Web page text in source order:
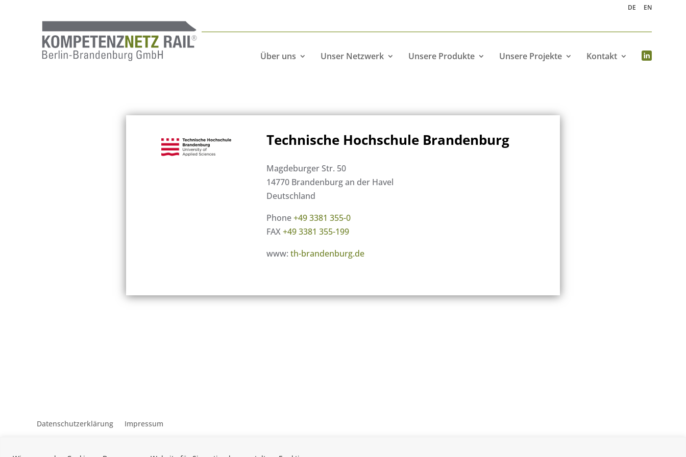
DE EN
Über uns Unser Netzwerk Unsere Produkte Unsere Projekte Kontakt
Technische Hochschule Brandenburg
Magdeburger Str. 50
14770 Brandenburg an der Havel
Deutschland
Phone+49 3381 355-0
FAX+49 3381 355-199
www: th-brandenburg.de
Datenschutzerklärung Impressum